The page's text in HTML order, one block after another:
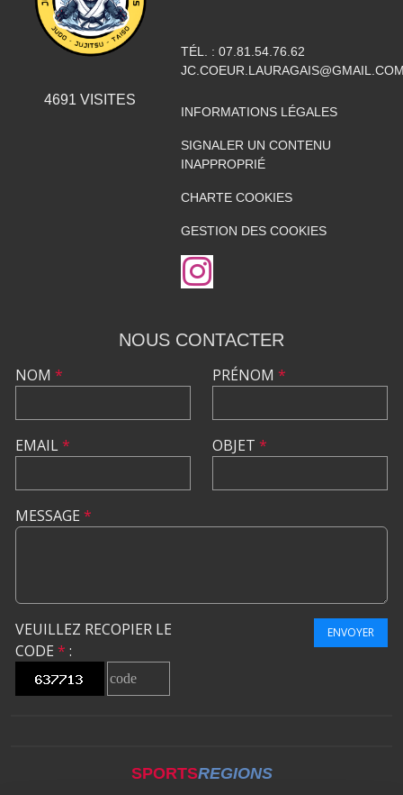
4691 VISITES
TÉL. : 07.81.54.76.62
INFORMATIONS LÉGALES
SIGNALER UN CONTENU
INAPPROPRIÉ
CHARTE COOKIES
GESTION DES COOKIES
NOUS CONTACTER
NOM *
EMAIL*
PRÉNOM *
OBJET *
MESSAGE *
VEUILLEZ RECOPIER LE
CODE * :
ENVOYER
SPORTSREGIONS